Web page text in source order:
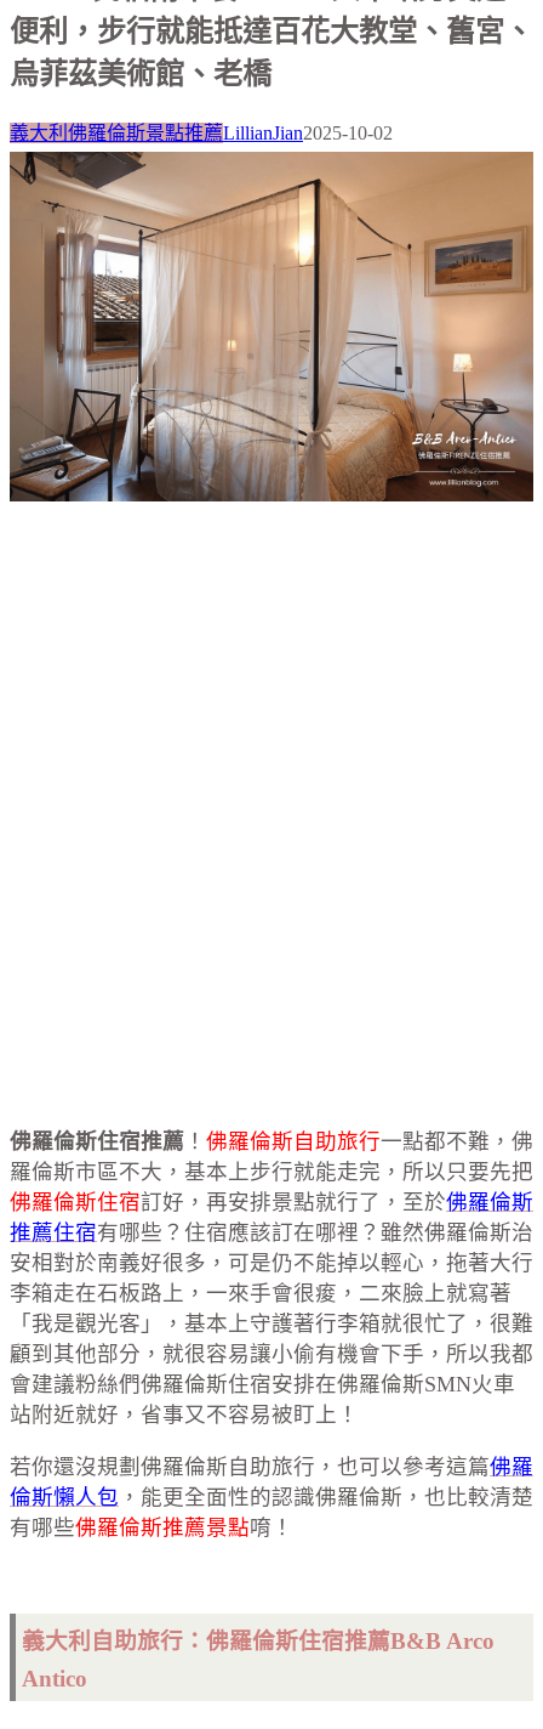
便利，步行就能抵達百花大教堂、舊宮、
烏菲茲美術館、老橋
義大利佛羅倫斯景點推薦LillianJian2025-10-02
佛羅倫斯住宿推薦 ！ 佛羅倫斯自助旅行一點都不難，佛
羅倫斯市區不大，基本上步行就能走完，所以只要先把
佛羅倫斯住宿訂好，再安排景點就行了，至於佛羅倫斯
推薦住宿有哪些？住宿應該訂在哪裡？雖然佛羅倫斯治
安相對於南義好很多，可是仍不能掉以輕心，拖著大行
李箱走在石板路上，一來手會很痠，二來臉上就寫著
「我是觀光客」，基本上守護著行李箱就很忙了，很難
顧到其他部分，就很容易讓小偷有機會下手，所以我都
會建議粉絲們佛羅倫斯住宿安排在佛羅倫斯SMN火車
站附近就好，省事又不容易被盯上！
若你還沒規劃佛羅倫斯自助旅行，也可以參考這篇佛羅
倫斯懶人包 ，能更全面性的認識佛羅倫斯，也比較清楚
有哪些佛羅倫斯推薦景點唷！
義大利自助旅行：佛羅倫斯住宿推薦B&B Arco
Antico